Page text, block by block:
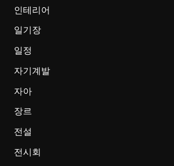
인테리어
일기장
일정
자기계발
자아
장르
전설
전시회